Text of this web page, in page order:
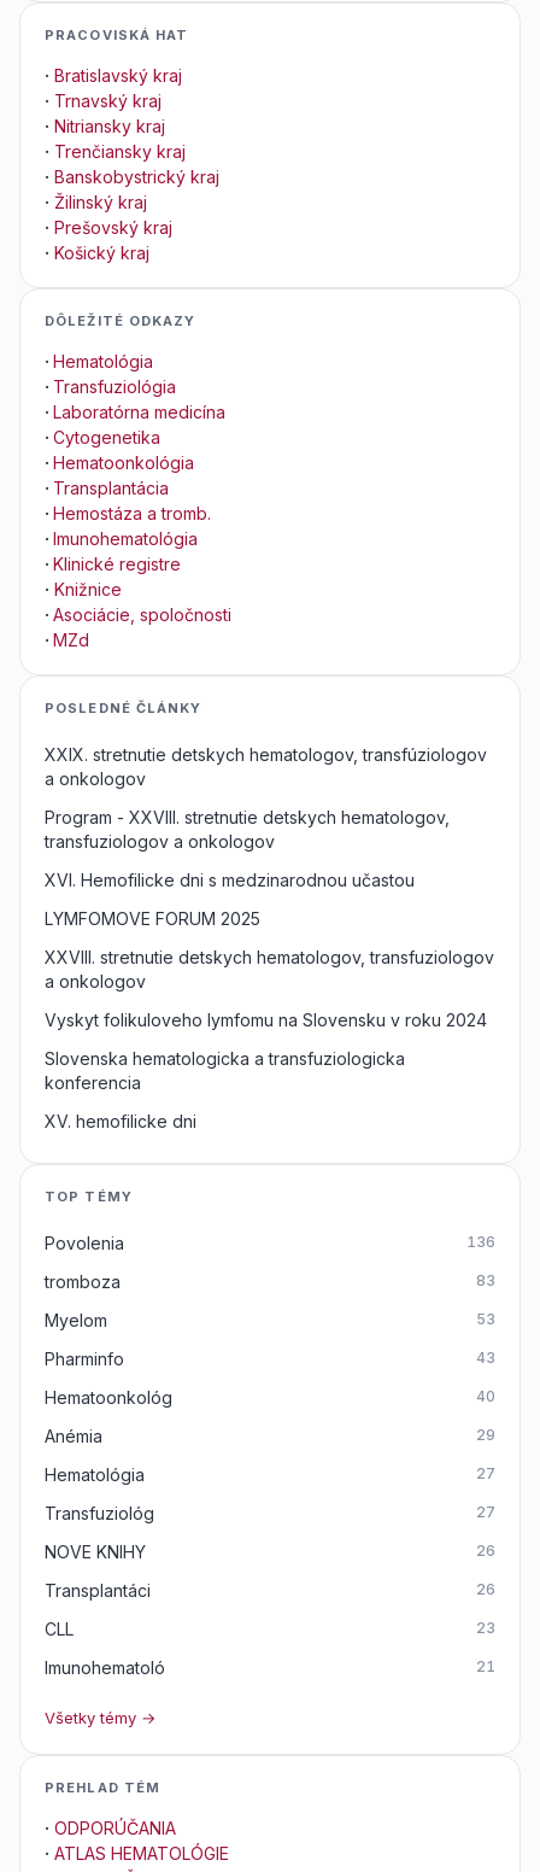
PRACOVISKÁ HAT
· Bratislavský kraj
· Trnavský kraj
· Nitriansky kraj
· Trenčiansky kraj
· Banskobystrický kraj
· Žilinský kraj
· Prešovský kraj
· Košický kraj
DÔLEŽITÉ ODKAZY
· Hematológia
· Transfuziológia
· Laboratórna medicína
· Cytogenetika
· Hematoonkológia
· Transplantácia
· Hemostáza a tromb.
· Imunohematológia
· Klinické registre
· Knižnice
· Asociácie, spoločnosti
· MZd
POSLEDNÉ ČLÁNKY
XXIX. stretnutie detskych hematologov, transfúziologov
a onkologov
Program - XXVIII. stretnutie detskych hematologov,
transfuziologov a onkologov
XVI. Hemofilicke dni s medzinarodnou učastou
LYMFOMOVE FORUM 2025
XXVIII. stretnutie detskych hematologov, transfuziologov
a onkologov
Vyskyt folikuloveho lymfomu na Slovensku v roku 2024
Slovenska hematologicka a transfuziologicka
konferencia
XV. hemofilicke dni
TOP TÉMY
Povolenia 136
tromboza 83
Myelom 53
Pharminfo 43
Hematoonkológ 40
Anémia 29
Hematológia 27
Transfuziológ 27
NOVE KNIHY 26
Transplantáci 26
CLL 23
Imunohematoló 21
Všetky témy →
PREHLAD TÉM
· ODPORÚČANIA
· ATLAS HEMATOLÓGIE